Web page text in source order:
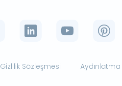
Gizlilik Sözleşmesi